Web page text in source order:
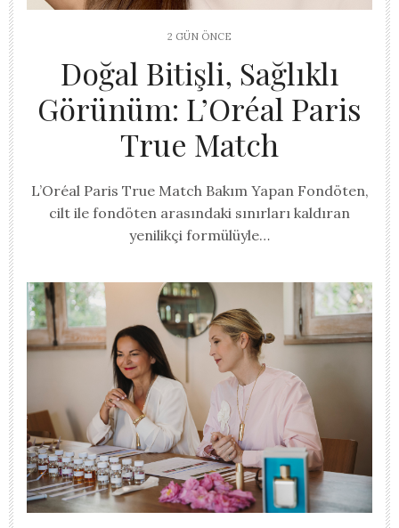
2 GÜN ÖNCE
Doğal Bitişli, Sağlıklı
Görünüm: L’Oréal Paris
True Match
L’Oréal Paris True Match Bakım Yapan Fondöten,
cilt ile fondöten arasındaki sınırları kaldıran
yenilikçi formülüyle…